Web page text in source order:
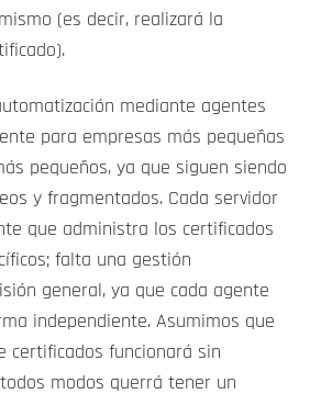
(es decir, realizará la
mediante agentes
para empresas más pequeñas
pequeños, ya que siguen siendo
y fragmentados. Cada servidor
que administra los certificados
falta una gestión
general, ya que cada agente
independiente. Asumimos que
certificados funcionará sin
modos querrá tener un